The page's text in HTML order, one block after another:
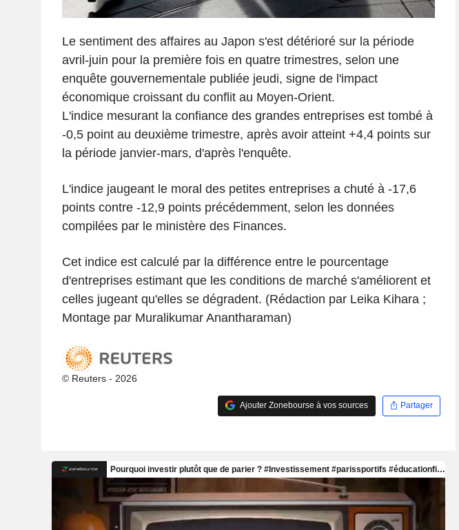
Le sentiment des affaires au Japon s'est détérioré sur la période
avril-juin pour la première fois en quatre trimestres, selon une
enquête gouvernementale publiée jeudi, signe de l'impact
économique croissant du conflit au Moyen-Orient.
L'indice mesurant la confiance des grandes entreprises est tombé à
-0,5 point au deuxième trimestre, après avoir atteint +4,4 points sur
la période janvier-mars, d'après l'enquête.
L'indice jaugeant le moral des petites entreprises a chuté à -17,6
points contre -12,9 points précédemment, selon les données
compilées par le ministère des Finances.
Cet indice est calculé par la différence entre le pourcentage
d'entreprises estimant que les conditions de marché s'améliorent et
celles jugeant qu'elles se dégradent. (Rédaction par Leika Kihara ;
Montage par Muralikumar Anantharaman)
© Reuters - 2026
Ajouter Zonebourse à vos sources Partager